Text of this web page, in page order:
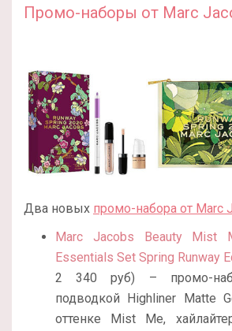
Промо-наборы от Marc
Два новых промо-набора от Marc
Marc Jacobs Beauty Mist
Essentials Set Spring Runway
2 340 руб) – промо-
подводкой Highliner Matte
оттенке Mist Me,